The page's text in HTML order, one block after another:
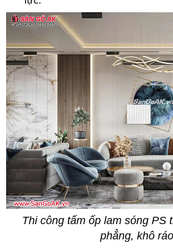
Thi công tấm ốp lam sóng PS
phẳng, khô ráo